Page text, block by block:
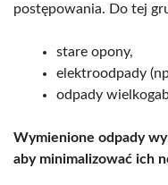
postępowania. Do tej
stare opony,
elektroodpady
odpady
Wymienione odpady
aby minimalizować ich